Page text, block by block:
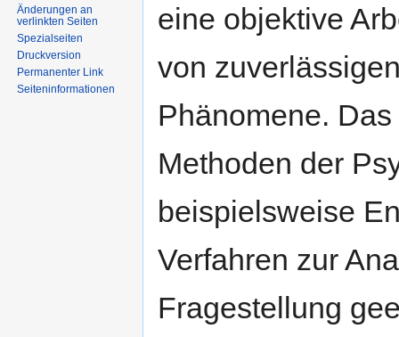
eine objektive
von
Phänomene.
Methoden der
beispielsweise
Verfahren zur
Fragestellung
Änderungen an
verlinkten Seiten
Spezialseiten
Druckversion
Permanenter Link
Seiten­informationen